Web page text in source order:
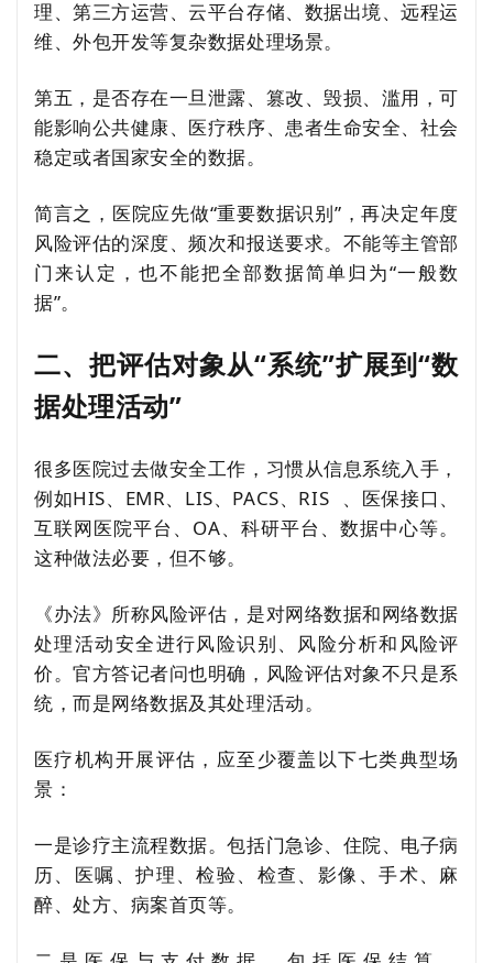
理、第三方运营、云平台存储、数据出境、远程运
维、外包开发等复杂数据处理场景。
第五，是否存在一旦泄露、篡改、毁损、滥用，可
能影响公共健康、医疗秩序、患者生命安全、社会
稳定或者国家安全的数据。
简言之，医院应先做“重要数据识别”，再决定年度
风险评估的深度、频次和报送要求。不能等主管部
门来认定，也不能把全部数据简单归为“一般数
据”。
二、把评估对象从“系统”扩展到“数
据处理活动”
很多医院过去做安全工作，习惯从信息系统入手，
例如HIS、EMR、LIS、PACS、 RIS
、医保接口、
互联网医院平台、OA、科研平台、数据中心等。
这种做法必要，但不够。
《办法》所称风险评估，是对网络数据和网络数据
处理活动安全进行风险识别、风险分析和风险评
价。官方答记者问也明确，风险评估对象不只是系
统，而是网络数据及其处理活动。
医疗机构开展评估，应至少覆盖以下七类典型场
景：
一是诊疗主流程数据。包括门急诊、住院、电子病
历、医嘱、护理、检验、检查、影像、手术、麻
醉、处方、病案首页等。